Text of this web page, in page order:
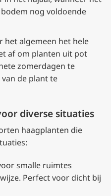
nog voldoende
het algemeen het hele
af om planten uit pot
zomerdagen te
de plant te
diverse situaties
haagplanten die
smalle ruimtes
Perfect voor dicht bij